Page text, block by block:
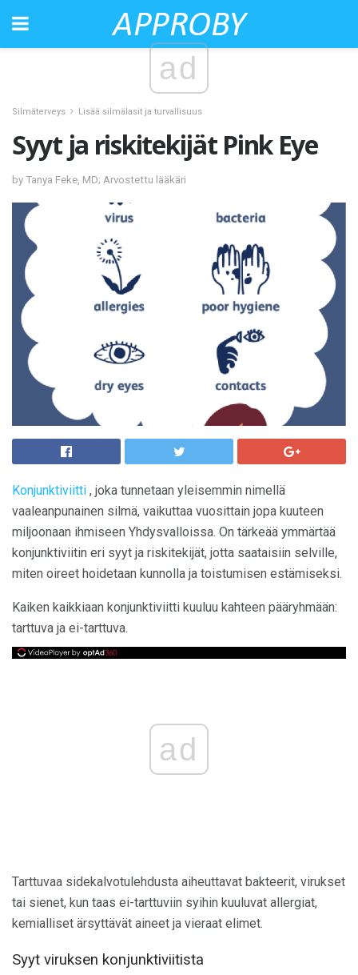
ad
Silmäterveys Lisää silmälasit ja turvallisuus
Syyt ja riskitekijät Pink Eye
by Tanya Feke, MD; Arvostettu lääkäri
Konjunktiviitti , joka tunnetaan yleisemmin nimellä
vaaleanpunainen silmä, vaikuttaa vuosittain jopa kuuteen
miljoonaan ihmiseen Yhdysvalloissa. On tärkeää ymmärtää
konjunktiviitin eri syyt ja riskitekijät, jotta saataisiin selville,
miten oireet hoidetaan kunnolla ja toistumisen estämiseksi.
Kaiken kaikkiaan konjunktiviitti kuuluu kahteen pääryhmään:
tarttuva ja ei-tarttuva.
ad
Tarttuvaa sidekalvotulehdusta aiheuttavat bakteerit, virukset
tai sienet, kun taas ei-tarttuviin syihin kuuluvat allergiat,
kemialliset ärsyttävät aineet ja vieraat elimet.
Syyt viruksen konjunktiviitista